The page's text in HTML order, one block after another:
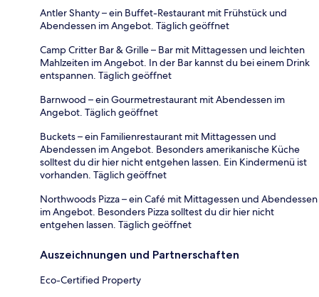
Antler Shanty – ein Buffet-Restaurant mit Frühstück und
Abendessen im Angebot. Täglich geöffnet
Camp Critter Bar & Grille – Bar mit Mittagessen und leichten
Mahlzeiten im Angebot. In der Bar kannst du bei einem Drink
entspannen. Täglich geöffnet
Barnwood – ein Gourmetrestaurant mit Abendessen im
Angebot. Täglich geöffnet
Buckets – ein Familienrestaurant mit Mittagessen und
Abendessen im Angebot. Besonders amerikanische Küche
solltest du dir hier nicht entgehen lassen. Ein Kindermenü ist
vorhanden. Täglich geöffnet
Northwoods Pizza – ein Café mit Mittagessen und Abendessen
im Angebot. Besonders Pizza solltest du dir hier nicht
entgehen lassen. Täglich geöffnet
Auszeichnungen und Partnerschaften
Eco-Certified Property